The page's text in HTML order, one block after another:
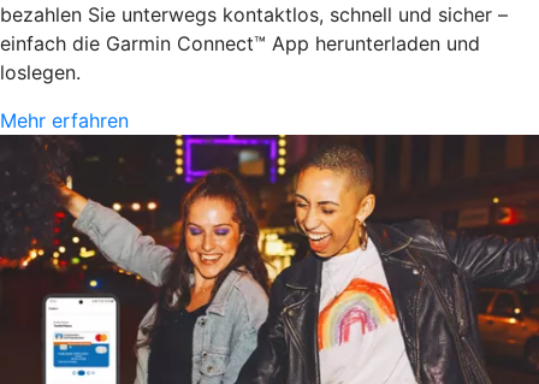
bezahlen Sie unterwegs kontaktlos, schnell und sicher –
einfach die Garmin Connect™ App herunterladen und
loslegen.
Mehr erfahren